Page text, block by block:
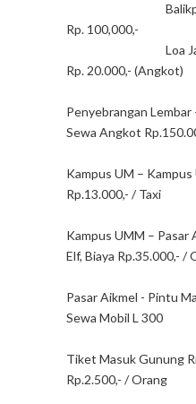
Balikpapan
Rp. 100,000,-
Loa Janan
Rp. 20.000,- (Angkot)
Penyebrangan
Sewa Angkot
Kampus UM –
Rp.13.000,- / Taxi
Kampus UMM –
Elf, Biaya Rp.35.000,- /
Pasar Aikmel - Pintu
Sewa Mobil L 300
Tiket Masuk
Rp.2.500,- / Orang